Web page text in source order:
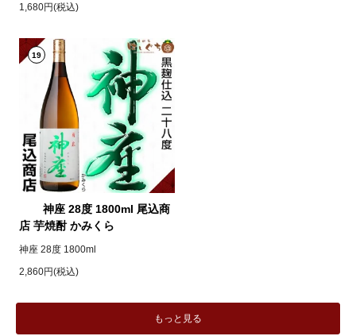
1,680円(税込)
19
神座 28度 1800ml 尾込商
店 芋焼酎 かみくら
神座 28度 1800ml
2,860円(税込)
もっと見る